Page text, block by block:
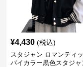
¥4,430 (税込)
スタジャン ロマンティ
バイカラー黒色スタジャ